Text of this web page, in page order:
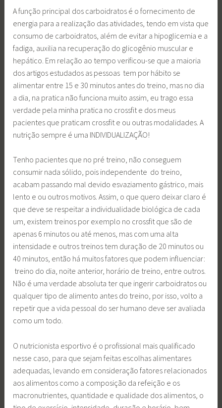
A função principal dos carboidratos é o fornecimento de
energia para a realização das atividades, tendo em vista que
consumo de carboidratos, além de evitar a hipoglicemia e a
fadiga, auxilia na recuperação do glicogênio muscular e
hepático. Em relação ao tempo verificou-se que a maioria
dos artigos estudados as pessoas tem por hábito se
alimentar entre 15 e 30 minutos antes do treino, mas no dia
a dia, na pratica não funciona muito assim, eu trago essa
verdade pela minha pratica no crossfit e dos meus
pacientes que praticam crossfit e ou outras modalidades. A
nutrição sempre é uma INDIVIDUALIZAÇÃO!
Tenho pacientes que no pré treino, não conseguem
consumir nada sólido, pois independente do treino,
acabam passando mal devido esvaziamento gástrico, mais
lento e ou outros motivos. Assim, o que quero deixar claro é
que deve se respeitar a individualidade biológica de cada
um, existem treinos por exemplo no crossfit que são de
apenas 6 minutos ou até menos, mas com uma alta
intensidade e outros treinos tem duração de 20 minutos ou
40 minutos, então há muitos fatores que podem influenciar:
treino do dia, noite anterior, horário de treino, entre outros.
Não é uma verdade absoluta ter que ingerir carboidratos ou
qualquer tipo de alimento antes do treino, por isso, volto a
repetir que a vida pessoal do ser humano deve ser avaliada
como um todo.
O nutricionista esportivo é o profissional mais qualificado
nesse caso, para que sejam feitas escolhas alimentares
adequadas, levando em consideração fatores relacionados
aos alimentos como a composição da refeição e os
macronutrientes, quantidade e qualidade dos alimentos, o